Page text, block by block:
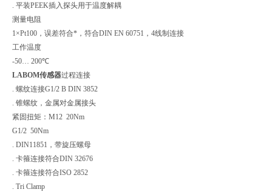
. 平装PEEK插入探头用于温度解耦
测量电阻
1×Pt100，误差符合*，符合DIN EN 60751，4线制连接
工作温度
-50… 200℃
LABOM传感器过程连接
. 螺纹连接G1/2 B DIN 3852
. 锥螺纹，金属对金属接头
紧固扭矩：M12 20Nm
G1/2 50Nm
. DIN11851，带旋压螺母
. 卡箍连接符合DIN 32676
. 卡箍连接符合ISO 2852
. Tri Clamp